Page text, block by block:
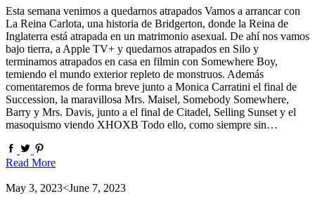
Esta semana venimos a quedarnos atrapados Vamos a arrancar con
La Reina Carlota, una historia de Bridgerton, donde la Reina de
Inglaterra está atrapada en un matrimonio asexual. De ahí nos vamos
bajo tierra, a Apple TV+ y quedarnos atrapados en Silo y
terminamos atrapados en casa en filmin con Somewhere Boy,
temiendo el mundo exterior repleto de monstruos. Además
comentaremos de forma breve junto a Monica Carratini el final de
Succession, la maravillosa Mrs. Maisel, Somebody Somewhere,
Barry y Mrs. Davis, junto a el final de Citadel, Selling Sunset y el
masoquismo viendo XHOXB Todo ello, como siempre sin…
Read More
May 3, 2023<June 7, 2023